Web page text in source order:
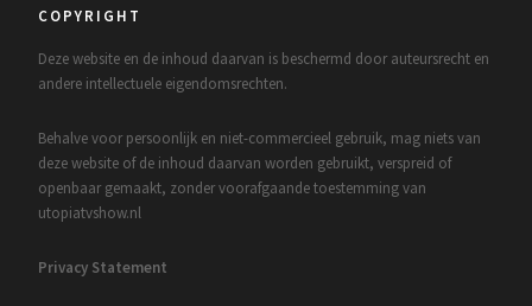
COPYRIGHT
Deze website en de inhoud daarvan is beschermd door auteursrecht en
andere intellectuele eigendomsrechten.
Behalve voor persoonlijk en niet-commercieel gebruik, mag niets van
deze website of de inhoud daarvan worden gebruikt, verspreid of
openbaar gemaakt, zonder voorafgaande toestemming van
utopiatvshow.nl
Privacy Statement